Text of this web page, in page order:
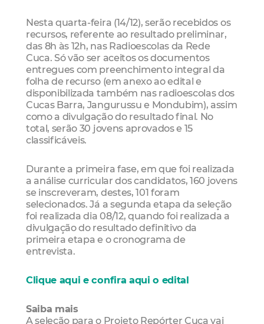
Nesta quarta-feira (14/12), serão recebidos os
recursos, referente ao resultado preliminar,
das 8h às 12h, nas Radioescolas da Rede
Cuca. Só vão ser aceitos os documentos
entregues com preenchimento integral da
folha de recurso (em anexo ao edital e
disponibilizada também nas radioescolas dos
Cucas Barra, Jangurussu e Mondubim), assim
como a divulgação do resultado final. No
total, serão 30 jovens aprovados e 15
classificáveis.
Durante a primeira fase, em que foi realizada
a análise curricular dos candidatos, 160 jovens
se inscreveram, destes, 101 foram
selecionados. Já a segunda etapa da seleção
foi realizada dia 08/12, quando foi realizada a
divulgação do resultado definitivo da
primeira etapa e o cronograma de
entrevista.
Clique aqui e confira aqui o edital
Saiba mais
A seleção para o Projeto Repórter Cuca vai